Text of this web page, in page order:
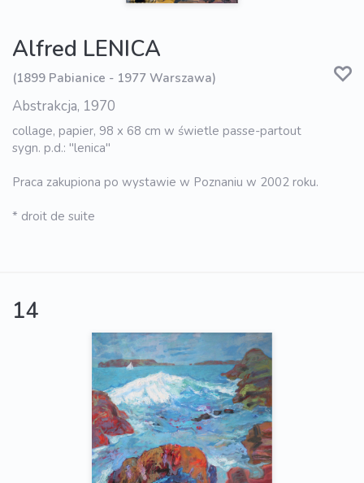
Alfred LENICA
(1899 Pabianice - 1977 Warszawa)
Abstrakcja, 1970
collage, papier, 98 x 68 cm w świetle passe-partout
sygn. p.d.: "lenica"
Praca zakupiona po wystawie w Poznaniu w 2002 roku.
* droit de suite
14